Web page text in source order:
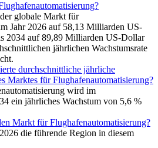
globale Markt für
Jahr 2026 auf 58,13 Milliarden US-
2034 auf 89,89 Milliarden US-Dollar
jährlichen Wachstumsrate
durchschnittliche jährliche
Marktes für Flughafenautomatisierung?
wird im
ein jährliches Wachstum von 5,6 %
Markt für Flughafenautomatisierung?
die führende Region in diesem